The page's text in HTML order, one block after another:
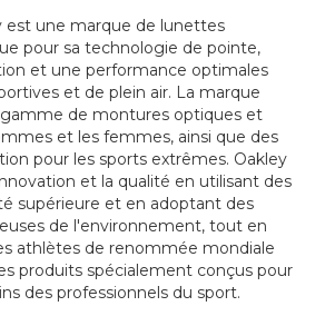
est une marque de lunettes
pour sa technologie de pointe,
et une performance optimales
et de plein air. La marque
de montures optiques et
et les femmes, ainsi que des
pour les sports extrêmes. Oakley
et la qualité en utilisant des
supérieure et en adoptant des
de l'environnement, tout en
athlètes de renommée mondiale
produits spécialement conçus pour
des professionnels du sport.